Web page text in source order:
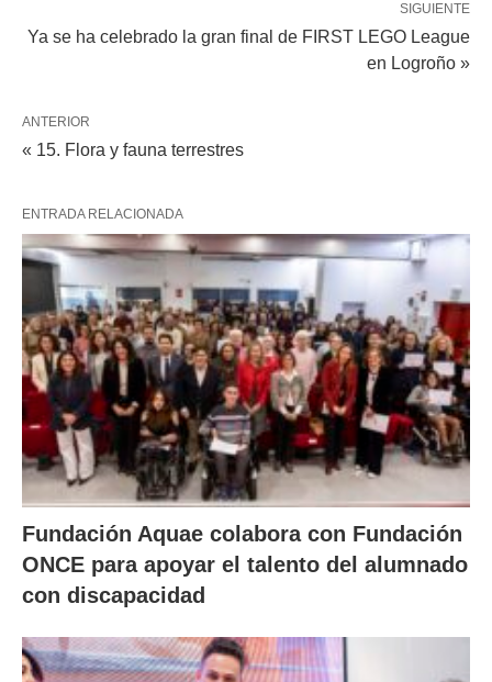
SIGUIENTE
Ya se ha celebrado la gran final de FIRST LEGO League
en Logroño »
ANTERIOR
« 15. Flora y fauna terrestres
ENTRADA RELACIONADA
Fundación Aquae colabora con Fundación
ONCE para apoyar el talento del alumnado
con discapacidad